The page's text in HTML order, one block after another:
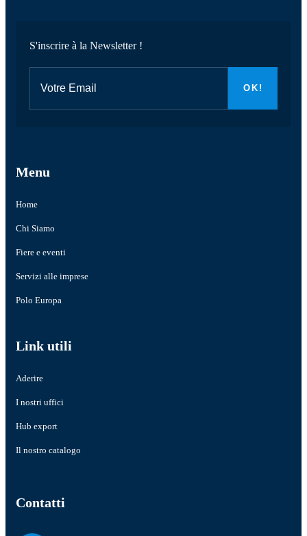
S'inscrire à la Newsletter !
Menu
Home
Chi Siamo
Fiere e eventi
Servizi alle imprese
Polo Europa
Link utili
Aderire
I nostri uffici
Hub export
Il nostro catalogo
Contatti